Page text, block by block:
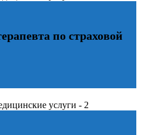
по страховой